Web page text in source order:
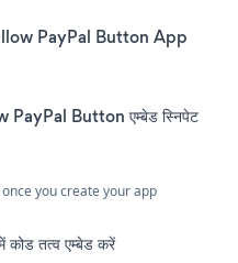
PayPal Button App
PayPal Button एम्बेड स्निपेट
you create your app
तत्व एम्बेड करें